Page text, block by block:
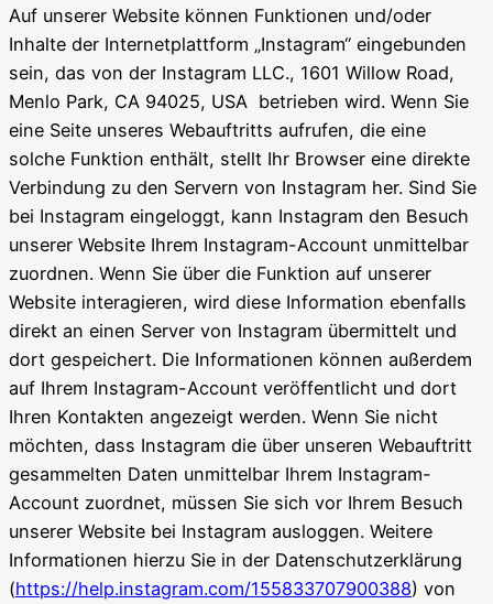
Auf unserer Website können Funktionen und/oder
Inhalte der Internetplattform „Instagram“ eingebunden
sein, das von der Instagram LLC., 1601 Willow Road,
Menlo Park, CA 94025, USA betrieben wird. Wenn Sie
eine Seite unseres Webauftritts aufrufen, die eine
solche Funktion enthält, stellt Ihr Browser eine direkte
Verbindung zu den Servern von Instagram her. Sind Sie
bei Instagram eingeloggt, kann Instagram den Besuch
unserer Website Ihrem Instagram-Account unmittelbar
zuordnen. Wenn Sie über die Funktion auf unserer
Website interagieren, wird diese Information ebenfalls
direkt an einen Server von Instagram übermittelt und
dort gespeichert. Die Informationen können außerdem
auf Ihrem Instagram-Account veröffentlicht und dort
Ihren Kontakten angezeigt werden. Wenn Sie nicht
möchten, dass Instagram die über unseren Webauftritt
gesammelten Daten unmittelbar Ihrem Instagram-
Account zuordnet, müssen Sie sich vor Ihrem Besuch
unserer Website bei Instagram ausloggen. Weitere
Informationen hierzu Sie in der Datenschutzerklärung
(https://help.instagram.com/155833707900388) von